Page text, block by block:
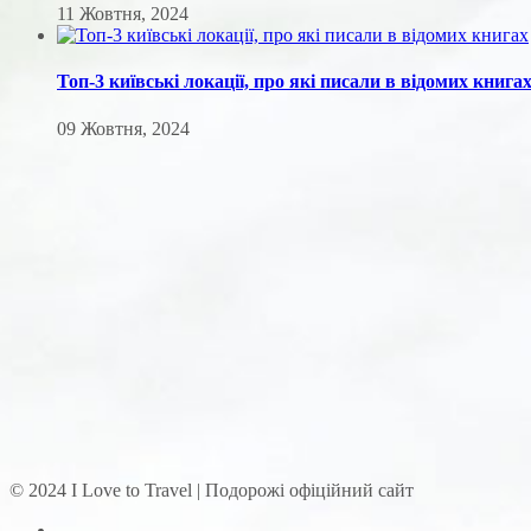
11 Жовтня, 2024
Топ-3 київські локації, про які писали в відомих книгах
09 Жовтня, 2024
© 2024 I Love to Travel | Подорожі офіційний сайт